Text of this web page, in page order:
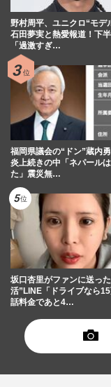
野村周平、ユニクロ“モデ
石田夢実と熱愛報道！下
「過激すぎ…
福岡県議会の“ドン”蔵内勇
炎上続きの中「ネパール
た」震災無…
坂口杏里がファンに送っ
活”LINE「ドライブなら
話料金であと4…